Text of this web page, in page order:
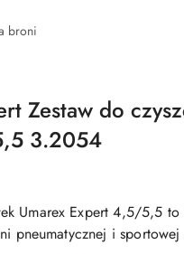
broni
Zestaw do
3.2054
Umarex Expert 4,5/5,5 to
pneumatycznej i sportowej